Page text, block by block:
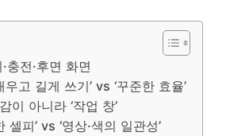
충전·후면 화면
고 길게 쓰기’ vs ‘꾸준한 효율’
이 아니라 ‘작업 창’
셀피’ vs ‘영상·색의 일관성’